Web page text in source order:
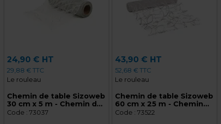
24,90 € HT
29,88 € TTC
Le rouleau
Chemin de table Sizoweb
30 cm x 5 m - Chemin de
table intissé - Argent
Code : 73037
43,90 € HT
52,68 € TTC
Le rouleau
Chemin de table Sizoweb
60 cm x 25 m - Chemin
de table intissé - Argent
Code : 73522